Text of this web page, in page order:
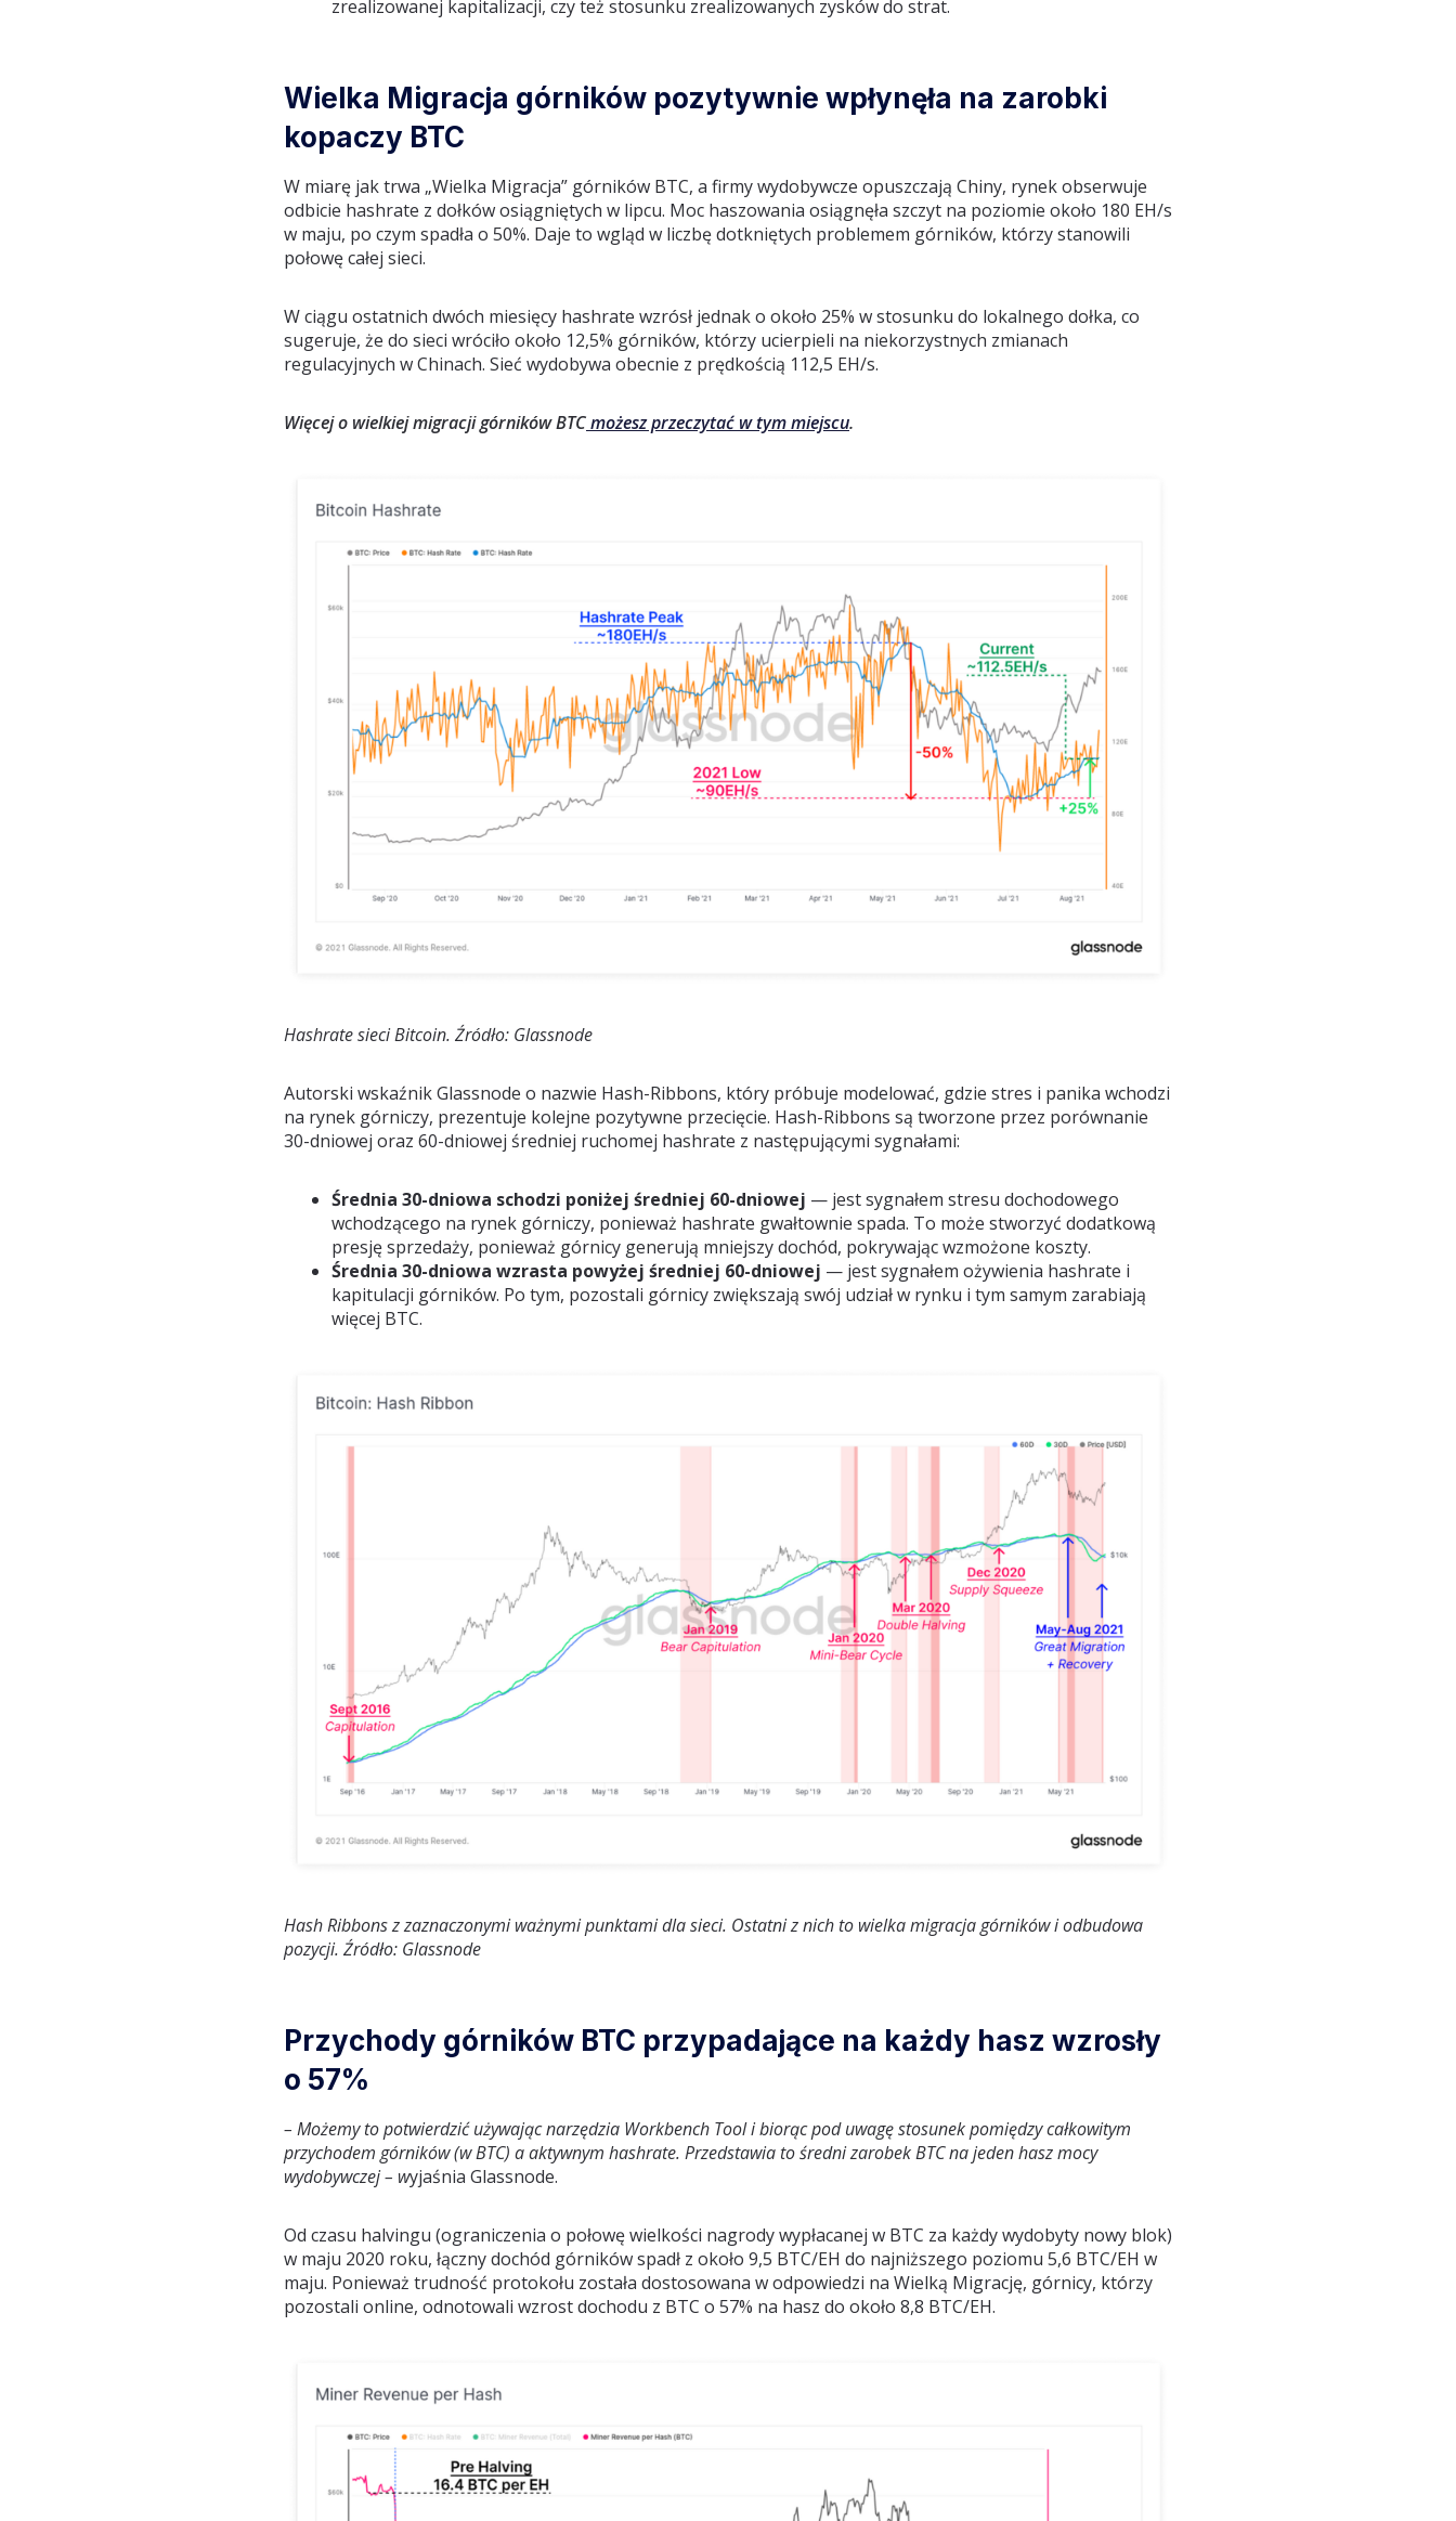
zrealizowanej kapitalizacji, czy też stosunku zrealizowanych zysków do strat.
Wielka Migracja górników pozytywnie wpłynęła na zarobki
kopaczy BTC
W miarę jak trwa „Wielka Migracja” górników BTC, a firmy wydobywcze opuszczają Chiny, rynek obserwuje
odbicie hashrate z dołków osiągniętych w lipcu. Moc haszowania osiągnęła szczyt na poziomie około 180 EH/s
w maju, po czym spadła o 50%. Daje to wgląd w liczbę dotkniętych problemem górników, którzy stanowili
połowę całej sieci.
W ciągu ostatnich dwóch miesięcy hashrate wzrósł jednak o około 25% w stosunku do lokalnego dołka, co
sugeruje, że do sieci wróciło około 12,5% górników, którzy ucierpieli na niekorzystnych zmianach
regulacyjnych w Chinach. Sieć wydobywa obecnie z prędkością 112,5 EH/s.
Więcej o wielkiej migracji górników BTCmożesz przeczytać w tym miejscu.
Hashrate sieci Bitcoin. Źródło: Glassnode
Autorski wskaźnik Glassnode o nazwie Hash-Ribbons, który próbuje modelować, gdzie stres i panika wchodzi
na rynek górniczy, prezentuje kolejne pozytywne przecięcie. Hash-Ribbons są tworzone przez porównanie
30-dniowej oraz 60-dniowej średniej ruchomej hashrate z następującymi sygnałami:
Średnia 30-dniowa schodzi poniżej średniej 60-dniowej — jest sygnałem stresu dochodowego
wchodzącego na rynek górniczy, ponieważ hashrate gwałtownie spada. To może stworzyć dodatkową
presję sprzedaży, ponieważ górnicy generują mniejszy dochód, pokrywając wzmożone koszty.
Średnia 30-dniowa wzrasta powyżej średniej 60-dniowej — jest sygnałem ożywienia hashrate i
kapitulacji górników. Po tym, pozostali górnicy zwiększają swój udział w rynku i tym samym zarabiają
więcej BTC.
Hash Ribbons z zaznaczonymi ważnymi punktami dla sieci. Ostatni z nich to wielka migracja górników i odbudowa
pozycji. Źródło: Glassnode
Przychody górników BTC przypadające na każdy hasz wzrosły
o 57%
– Możemy to potwierdzić używając narzędzia Workbench Tool i biorąc pod uwagę stosunek pomiędzy całkowitym
przychodem górników (w BTC) a aktywnym hashrate. Przedstawia to średni zarobek BTC na jeden hasz mocy
wydobywczej – wyjaśnia Glassnode.
Od czasu halvingu (ograniczenia o połowę wielkości nagrody wypłacanej w BTC za każdy wydobyty nowy blok)
w maju 2020 roku, łączny dochód górników spadł z około 9,5 BTC/EH do najniższego poziomu 5,6 BTC/EH w
maju. Ponieważ trudność protokołu została dostosowana w odpowiedzi na Wielką Migrację, górnicy, którzy
pozostali online, odnotowali wzrost dochodu z BTC o 57% na hasz do około 8,8 BTC/EH.